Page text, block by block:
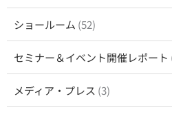
ショールーム (52)
セミナー＆イベント開催レポート
メディア・プレス (3)